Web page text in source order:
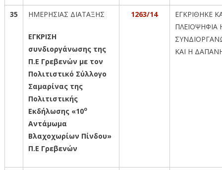
35 ΗΜΕΡΗΣΙΑΣ ΔΙΑΤΑΞΗΣ
ΕΓΚΡΙΣΗ
συνδιοργάνωσης της
Π.Ε Γρεβενών με τον
Πολιτιστικό Σύλλογο
Σαμαρίνας της
Πολιτιστικής
Εκδήλωσης «10ο
Αντάμωμα
Βλαχοχωρίων Πίνδου»
Π.Ε Γρεβενών
1263/14
ΕΓΚΡΙΘΗΚΕ
ΠΛΕΙΟΨΗΦΙΑ
ΚΑΙ Η